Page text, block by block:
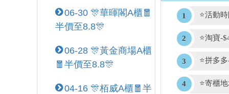
06-30 🎊華暉閣A櫃🧧
半價至8.8🎊
06-28 🎊黃金商場A櫃
🧧半價至8.8🎊
04-16 🎊栢威A櫃🧧半
⭐活動
⭐淘寶-
⭐拼多
⭐寄櫃